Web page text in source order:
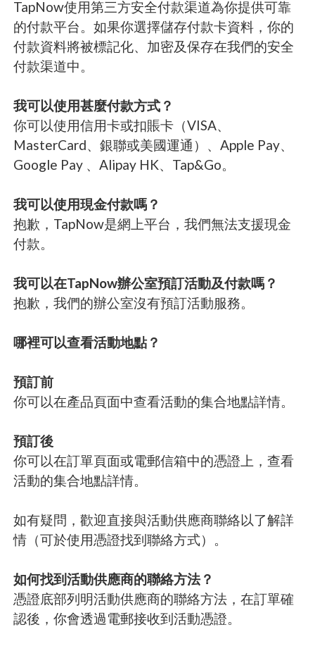
TapNow使用第三方安全付款渠道為你提供可靠
的付款平台。如果你選擇儲存付款卡資料，你的
付款資料將被標記化、加密及保存在我們的安全
付款渠道中。
我可以使用甚麼付款方式？
你可以使用信用卡或扣賬卡（VISA、
MasterCard、銀聯或美國運通）、Apple Pay、
Google Pay 、Alipay HK、Tap&Go。
我可以使用現金付款嗎？
抱歉，TapNow是網上平台，我們無法支援現金
付款。
我可以在TapNow辦公室預訂活動及付款嗎？
抱歉，我們的辦公室沒有預訂活動服務。
哪裡可以查看活動地點？
預訂前
你可以在產品頁面中查看活動的集合地點詳情。
預訂後
你可以在訂單頁面或電郵信箱中的憑證上，查看
活動的集合地點詳情。
如有疑問，歡迎直接與活動供應商聯絡以了解詳
情（可於使用憑證找到聯絡方式）。
如何找到活動供應商的聯絡方法？
憑證底部列明活動供應商的聯絡方法，在訂單確
認後，你會透過電郵接收到活動憑證。